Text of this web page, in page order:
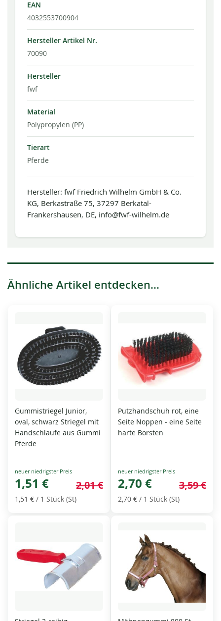
EAN
4032553700904
Hersteller Artikel Nr.
70090
Hersteller
fwf
Material
Polypropylen (PP)
Tierart
Pferde
Hersteller: fwf Friedrich Wilhelm GmbH & Co.
KG, Berkastraße 75, 37297 Berkatal-
Frankershausen, DE, info@fwf-wilhelm.de
Ähnliche Artikel entdecken...
Gummistriegel Junior,
oval, schwarz Striegel mit
Handschlaufe aus Gummi
Pferde
Special
Price
1,51 € 2,01 €
1,51 € / 1 Stück (St)
Putzhandschuh rot, eine
Seite Noppen - eine Seite
harte Borsten
Special
Price
2,70 € 3,59 €
2,70 € / 1 Stück (St)